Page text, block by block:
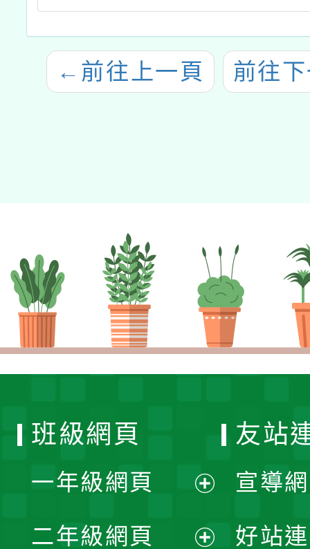
← 前往上一頁 前往
班級網頁
一年級網頁
二年級網頁
友站
宣導
好站